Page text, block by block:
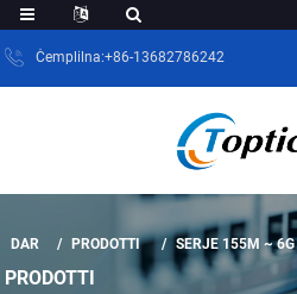
Ċemplilna:+86-13682786242
DAR PRODOTTI SERJE 155M ~ 6G
PRODOTTI